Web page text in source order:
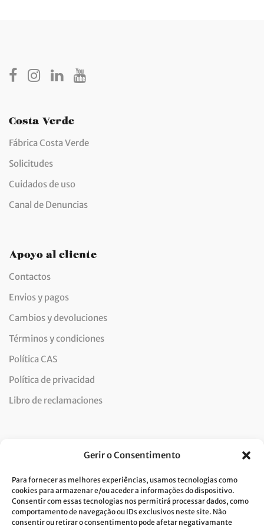
Gerir o Consentimento
Para fornecer as melhores experiências, usamos tecnologias como
cookies para armazenar e/ou aceder a informações do dispositivo.
Consentir com essas tecnologias nos permitirá processar dados, como
comportamento de navegação ou IDs exclusivos neste site. Não
consentir ou retirar o consentimento pode afetar negativamante
Costa Verde
Fábrica Costa Verde
Solicitudes
Cuidados de uso
Canal de Denuncias
Apoyo al cliente
Contactos
Envios y pagos
Cambios y devoluciones
Términos y condiciones
Política CAS
Política de privacidad
Libro de reclamaciones
Doy mi consentimiento para el tratamiento de datos y
acepto la política de privacidad.*